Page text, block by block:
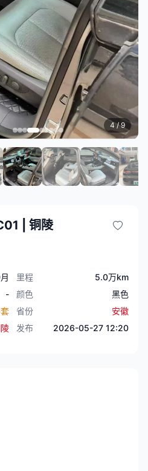
4/ 9
| 铜陵
里程
5.0万km
- 颜色
黑色
省份
安徽
发布 2026-05-27 12:20